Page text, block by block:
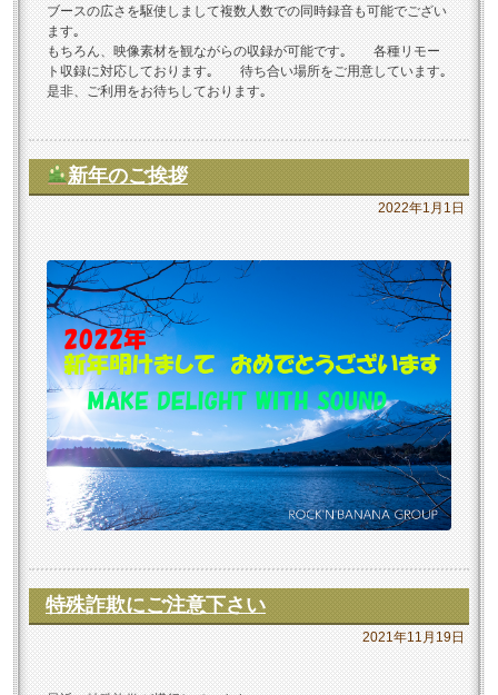
ブースの広さを駆使しまして複数人数での同時録音も可能でござい
ます｡
もちろん、映像素材を観ながらの収録が可能です｡ 各種リモー
ト収録に対応しております｡ 待ち合い場所をご用意しています｡
是非、ご利用をお待ちしております｡
新年のご挨拶
2022年1月1日
特殊詐欺にご注意下さい
2021年11月19日